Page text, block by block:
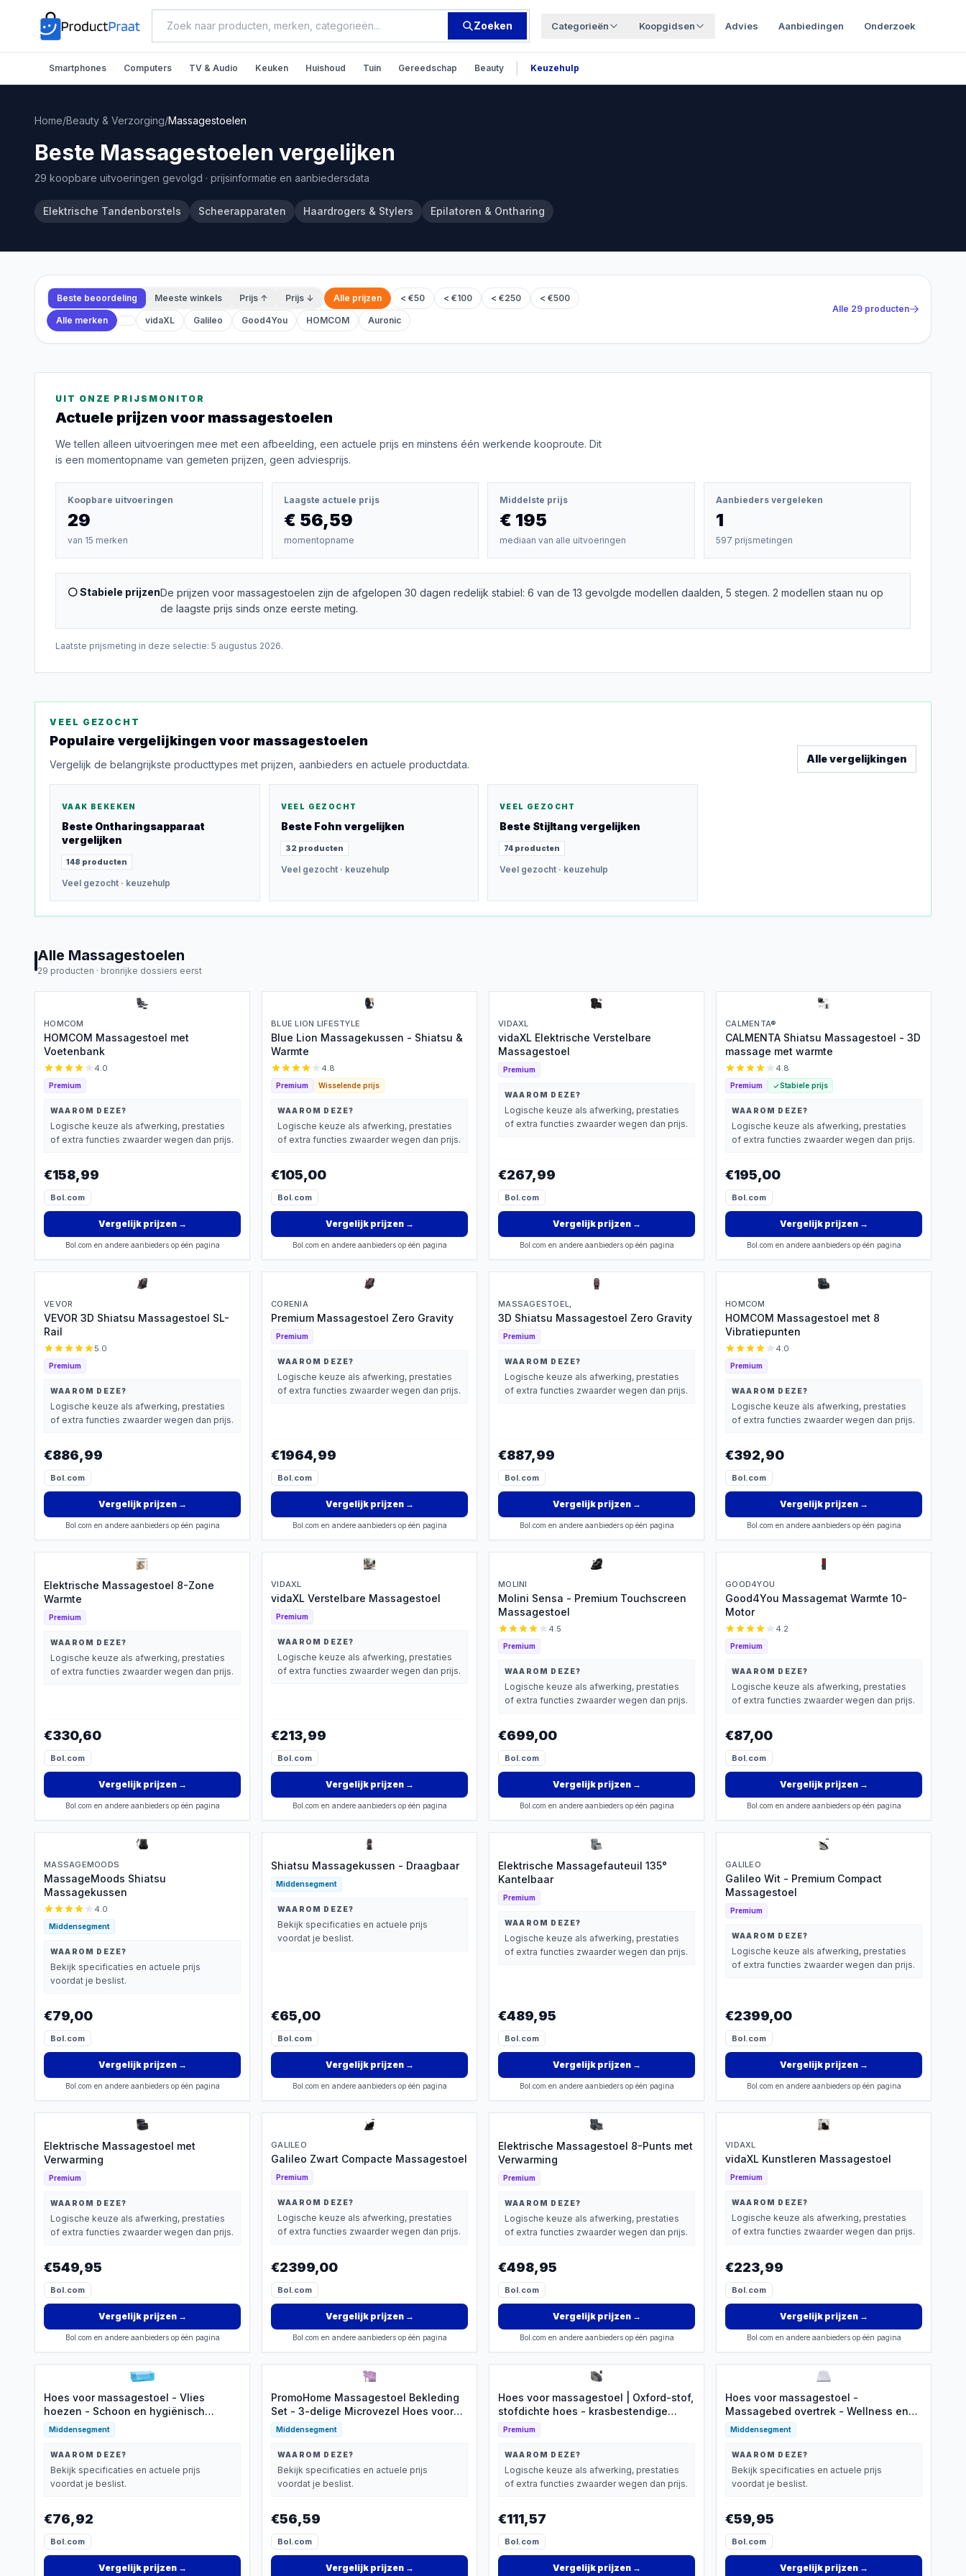
Zoeken Categorieën Koopgidsen Advies Aanbiedingen Onderzoek
Smartphones Computers TV & Audio Keuken Huishoud Tuin Gereedschap Beauty Keuzehulp
Home/Beauty & Verzorging/Massagestoelen
Beste Massagestoelen vergelijken
29 koopbare uitvoeringen gevolgd · prijsinformatie en aanbiedersdata
Elektrische Tandenborstels Scheerapparaten Haardrogers & Stylers Epilatoren & Ontharing
Beste beoordeling Meeste winkels Prijs ↑ Prijs ↓ Alle prijzen < €50 < €100 < €250 < €500
Alle merken vidaXL Galileo Good4You HOMCOM Auronic
Alle 29 producten
UIT ONZE PRIJSMONITOR
Actuele prijzen voor massagestoelen
We tellen alleen uitvoeringen mee met een afbeelding, een actuele prijs en minstens één werkende kooproute. Dit
is een momentopname van gemeten prijzen, geen adviesprijs.
Koopbare uitvoeringen
29
van 15 merken
Laagste actuele prijs
€ 56,59
momentopname
Middelste prijs
€ 195
mediaan van alle uitvoeringen
Aanbieders vergeleken
1
597 prijsmetingen
⚪ Stabiele prijzenDe prijzen voor massagestoelen zijn de afgelopen 30 dagen redelijk stabiel: 6 van de 13 gevolgde modellen daalden, 5 stegen. 2 modellen staan nu op
de laagste prijs sinds onze eerste meting.
Laatste prijsmeting in deze selectie: 5 augustus 2026.
VEEL GEZOCHT
Populaire vergelijkingen voor massagestoelen
Vergelijk de belangrijkste producttypes met prijzen, aanbieders en actuele productdata. Alle vergelijkingen
VAAK BEKEKEN
Beste Ontharingsapparaat
vergelijken
148 producten
Veel gezocht · keuzehulp
VEEL GEZOCHT
Beste Fohn vergelijken
32 producten
Veel gezocht· keuzehulp
VEEL GEZOCHT
Beste Stijltang vergelijken
74 producten
Veel gezocht · keuzehulp
Alle Massagestoelen
29 producten · bronrijke dossiers eerst
HOMCOM
HOMCOM Massagestoel met
Voetenbank
4.0
Premium
WAAROM DEZE?
Logische keuze als afwerking, prestaties
of extra functies zwaarder wegen dan prijs.
€158,99
Bol.com
Vergelijk prijzen→
Bol.com en andere aanbieders op één pagina
BLUE LION LIFESTYLE
Blue Lion Massagekussen - Shiatsu &
Warmte
4.8
Premium Wisselende prijs
WAAROM DEZE?
Logische keuze als afwerking, prestaties
of extra functies zwaarder wegen dan prijs.
€105,00
Bol.com
Vergelijk prijzen→
Bol.com en andere aanbieders op één pagina
VIDAXL
vidaXL Elektrische Verstelbare
Massagestoel
Premium
WAAROM DEZE?
Logische keuze als afwerking, prestaties
of extra functies zwaarder wegen dan prijs.
€267,99
Bol.com
Vergelijk prijzen→
Bol.com en andere aanbieders op één pagina
CALMENTA®
CALMENTA Shiatsu Massagestoel - 3D
massage met warmte
4.8
Premium Stabiele prijs
WAAROM DEZE?
Logische keuze als afwerking, prestaties
of extra functies zwaarder wegen dan prijs.
€195,00
Bol.com
Vergelijk prijzen→
Bol.com en andere aanbieders op één pagina
VEVOR
VEVOR 3D Shiatsu Massagestoel SL-
Rail
5.0
Premium
WAAROM DEZE?
Logische keuze als afwerking, prestaties
of extra functies zwaarder wegen dan prijs.
€886,99
Bol.com
Vergelijk prijzen→
Bol.com en andere aanbieders op één pagina
CORENIA
Premium Massagestoel Zero Gravity
Premium
WAAROM DEZE?
Logische keuze als afwerking, prestaties
of extra functies zwaarder wegen dan prijs.
€1964,99
Bol.com
Vergelijk prijzen→
Bol.com en andere aanbieders op één pagina
MASSAGESTOEL,
3D Shiatsu Massagestoel Zero Gravity
Premium
WAAROM DEZE?
Logische keuze als afwerking, prestaties
of extra functies zwaarder wegen dan prijs.
€887,99
Bol.com
Vergelijk prijzen→
Bol.com en andere aanbieders op één pagina
HOMCOM
HOMCOM Massagestoel met 8
Vibratiepunten
4.0
Premium
WAAROM DEZE?
Logische keuze als afwerking, prestaties
of extra functies zwaarder wegen dan prijs.
€392,90
Bol.com
Vergelijk prijzen→
Bol.com en andere aanbieders op één pagina
Elektrische Massagestoel 8-Zone
Warmte
Premium
WAAROM DEZE?
Logische keuze als afwerking, prestaties
of extra functies zwaarder wegen dan prijs.
€330,60
Bol.com
Vergelijk prijzen→
Bol.com en andere aanbieders op één pagina
VIDAXL
vidaXL Verstelbare Massagestoel
Premium
WAAROM DEZE?
Logische keuze als afwerking, prestaties
of extra functies zwaarder wegen dan prijs.
€213,99
Bol.com
Vergelijk prijzen→
Bol.com en andere aanbieders op één pagina
MOLINI
Molini Sensa - Premium Touchscreen
Massagestoel
4.5
Premium
WAAROM DEZE?
Logische keuze als afwerking, prestaties
of extra functies zwaarder wegen dan prijs.
€699,00
Bol.com
Vergelijk prijzen→
Bol.com en andere aanbieders op één pagina
GOOD4YOU
Good4You Massagemat Warmte 10-
Motor
4.2
Premium
WAAROM DEZE?
Logische keuze als afwerking, prestaties
of extra functies zwaarder wegen dan prijs.
€87,00
Bol.com
Vergelijk prijzen→
Bol.com en andere aanbieders op één pagina
MASSAGEMOODS
MassageMoods Shiatsu
Massagekussen
4.0
Middensegment
WAAROM DEZE?
Bekijk specificaties en actuele prijs
voordat je beslist.
€79,00
Bol.com
Vergelijk prijzen→
Bol.com en andere aanbieders op één pagina
Shiatsu Massagekussen - Draagbaar
Middensegment
WAAROM DEZE?
Bekijk specificaties en actuele prijs
voordat je beslist.
€65,00
Bol.com
Vergelijk prijzen→
Bol.com en andere aanbieders op één pagina
Elektrische Massagefauteuil 135°
Kantelbaar
Premium
WAAROM DEZE?
Logische keuze als afwerking, prestaties
of extra functies zwaarder wegen dan prijs.
€489,95
Bol.com
Vergelijk prijzen→
Bol.com en andere aanbieders op één pagina
GALILEO
Galileo Wit - Premium Compact
Massagestoel
Premium
WAAROM DEZE?
Logische keuze als afwerking, prestaties
of extra functies zwaarder wegen dan prijs.
€2399,00
Bol.com
Vergelijk prijzen→
Bol.com en andere aanbieders op één pagina
Elektrische Massagestoel met
Verwarming
Premium
WAAROM DEZE?
Logische keuze als afwerking, prestaties
of extra functies zwaarder wegen dan prijs.
€549,95
Bol.com
Vergelijk prijzen→
Bol.com en andere aanbieders op één pagina
GALILEO
Galileo Zwart Compacte Massagestoel
Premium
WAAROM DEZE?
Logische keuze als afwerking, prestaties
of extra functies zwaarder wegen dan prijs.
€2399,00
Bol.com
Vergelijk prijzen→
Bol.com en andere aanbieders op één pagina
Elektrische Massagestoel 8-Punts met
Verwarming
Premium
WAAROM DEZE?
Logische keuze als afwerking, prestaties
of extra functies zwaarder wegen dan prijs.
€498,95
Bol.com
Vergelijk prijzen→
Bol.com en andere aanbieders op één pagina
VIDAXL
vidaXL Kunstleren Massagestoel
Premium
WAAROM DEZE?
Logische keuze als afwerking, prestaties
of extra functies zwaarder wegen dan prijs.
€223,99
Bol.com
Vergelijk prijzen→
Bol.com en andere aanbieders op één pagina
Hoes voor massagestoel - Vlies
hoezen - Schoon en hygiënisch
werken - Met handige gaten - 80 x 180
cm
Middensegment
WAAROM DEZE?
Bekijk specificaties en actuele prijs
voordat je beslist.
€76,92
Bol.com
Vergelijk prijzen→
PromoHome Massagestoel Bekleding
Set - 3-delige Microvezel Hoes voor
Comfortabele Behandelingen
Middensegment
WAAROM DEZE?
Bekijk specificaties en actuele prijs
voordat je beslist.
€56,59
Bol.com
Vergelijk prijzen→
Hoes voor massagestoel | Oxford-stof,
stofdichte hoes - krasbestendige
massagestoelbeschermer met rits -
kamer, slaapkamer, lounge, kliniek
wachtruimte
Premium
WAAROM DEZE?
Logische keuze als afwerking, prestaties
of extra functies zwaarder wegen dan prijs.
€111,57
Bol.com
Vergelijk prijzen→
Hoes voor massagestoel -
Massagebed overtrek - Wellness en
spa - Anti-slip oppervlak - 80 x 190 cm
- Zoals afgebeeld
Middensegment
WAAROM DEZE?
Bekijk specificaties en actuele prijs
voordat je beslist.
€59,95
Bol.com
Vergelijk prijzen→